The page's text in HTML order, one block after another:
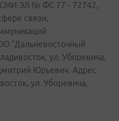
СМИ ЭЛ № ФС 77 - 72742,
связи,
"Дальневосточный
ул. Уборевича,
Юрьевич. Адрес
ул. Уборевича,